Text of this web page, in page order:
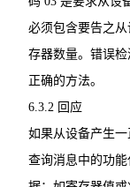
必须包含要告之
存器数量。错误
正确的方法。
6.3.2 回应
如果从设备产生
查询消息中的功